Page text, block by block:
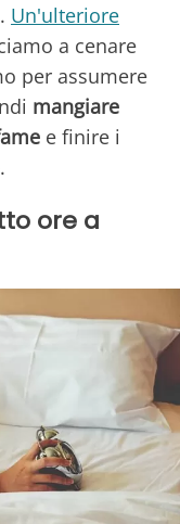
Un'ulteriore
a cenare
per assumere
mangiare
e finire i
ore a